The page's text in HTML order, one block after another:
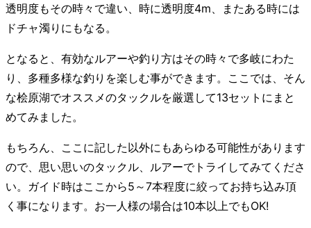
透明度もその時々で違い、時に透明度4m、またある時には
ドチャ濁りにもなる。
となると、有効なルアーや釣り方はその時々で多岐にわた
り、多種多様な釣りを楽しむ事ができます。ここでは、そん
な桧原湖でオススメのタックルを厳選して13セットにまと
めてみました。
もちろん、ここに記した以外にもあらゆる可能性があります
ので、思い思いのタックル、ルアーでトライしてみてくださ
い。ガイド時はここから5～7本程度に絞ってお持ち込み頂
く事になります。お一人様の場合は10本以上でもOK!